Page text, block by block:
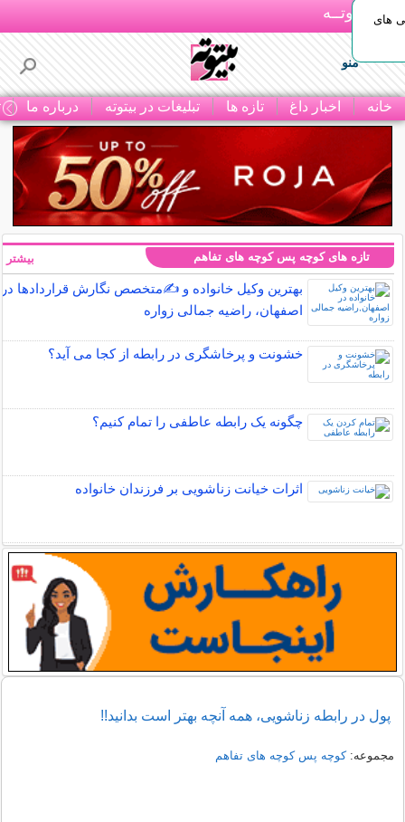
بـیتوتــه
منو
خانه اخبار داغ تازه ها تبلیغات در بیتوته درباره ما
های
تازه های کوچه پس کوچه های تفاهم
بهترین وکیل خانواده و ✍️متخصص نگارش قراردادها در
اصفهان، راضیه جمالی زواره
خشونت و پرخاشگری در رابطه از کجا می آید؟
چگونه یک رابطه عاطفی را تمام کنیم؟
اثرات خیانت زناشویی بر فرزندان خانواده
بیشتر
پول در رابطه زناشویی، همه آنچه بهتر است بدانید!!
مجموعه:کوچه پس کوچه های تفاهم